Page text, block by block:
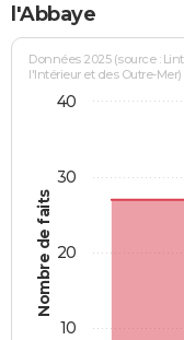
l'Abbaye
Nombre de faits
Données 2025 (source :
l'Intérieur et des Outre-Mer)
10
20
30
40